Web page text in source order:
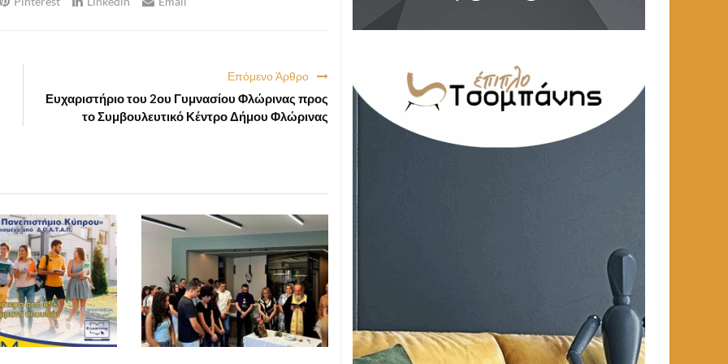
Επόμενο Άρθρο
Ευχαριστήριο του 2ου Γυμνασίου Φλώρινας προς
το Συμβουλευτικό Κέντρο Δήμου Φλώρινας
ΕΚΠΑΙΔΕΥΣΗ ΕΚΠΑΙΔΕΥΣΗ
19:24